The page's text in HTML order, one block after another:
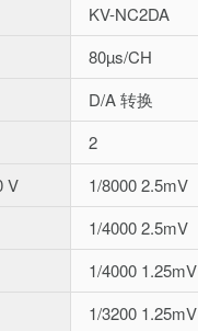
KV-NC2DA
80µs/CH
D/A 转换
2
V
1/8000 2.5mV
1/4000 2.5mV
1/4000 1.25mV
1/3200 1.25mV